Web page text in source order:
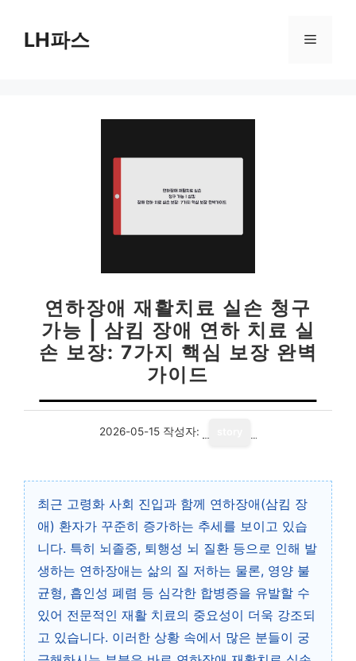
LH파스 메
연하장애 재활치료 실손 청구
가능 | 삼킴 장애 연하 치료 실
손 보장: 7가지 핵심 보장 완벽
가이드
2026-05-15 작성자:
최근 고령화 사회 진입과 함께 연하장애(삼킴 장
애) 환자가 꾸준히 증가하는 추세를 보이고 있습
니다. 특히 뇌졸중, 퇴행성 뇌 질환 등으로 인해 발
생하는 연하장애는 삶의 질 저하는 물론, 영양 불
균형, 흡인성 폐렴 등 심각한 합병증을 유발할 수
있어 전문적인 재활 치료의 중요성이 더욱 강조되
고 있습니다. 이러한 상황 속에서 많은 분들이 궁